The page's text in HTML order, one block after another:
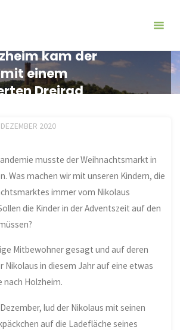
kam der
einem
Dreirad
2020
musste der Weihnachtsmarkt in
Was machen wir mit unseren Kindern, die
immer vom Nikolaus
die Kinder in der Adventszeit auf den
Mitbewohner gesagt und auf deren
Nikolaus in diesem Jahr auf eine etwas
nach Holzheim.
lud der Nikolaus mit seinen
auf die Ladefläche seines